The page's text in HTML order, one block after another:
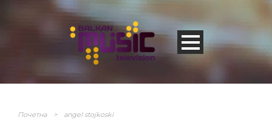
Почетна > angel stojkoski